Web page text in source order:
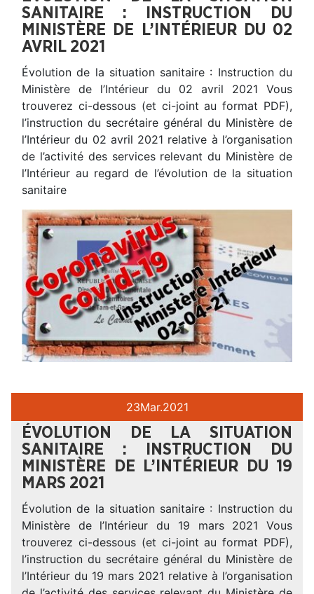
SANITAIRE : INSTRUCTION DU
MINISTÈRE DE L’INTÉRIEUR DU 02
AVRIL 2021
Évolution de la situation sanitaire : Instruction du
Ministère de l’Intérieur du 02 avril 2021 Vous
trouverez ci-dessous (et ci-joint au format PDF),
l’instruction du secrétaire général du Ministère de
l’Intérieur du 02 avril 2021 relative à l’organisation
de l’activité des services relevant du Ministère de
l’Intérieur au regard de l’évolution de la situation
sanitaire
23Mar.2021
ÉVOLUTION DE LA SITUATION
SANITAIRE : INSTRUCTION DU
MINISTÈRE DE L’INTÉRIEUR DU 19
MARS 2021
Évolution de la situation sanitaire : Instruction du
Ministère de l’Intérieur du 19 mars 2021 Vous
trouverez ci-dessous (et ci-joint au format PDF),
l’instruction du secrétaire général du Ministère de
l’Intérieur du 19 mars 2021 relative à l’organisation